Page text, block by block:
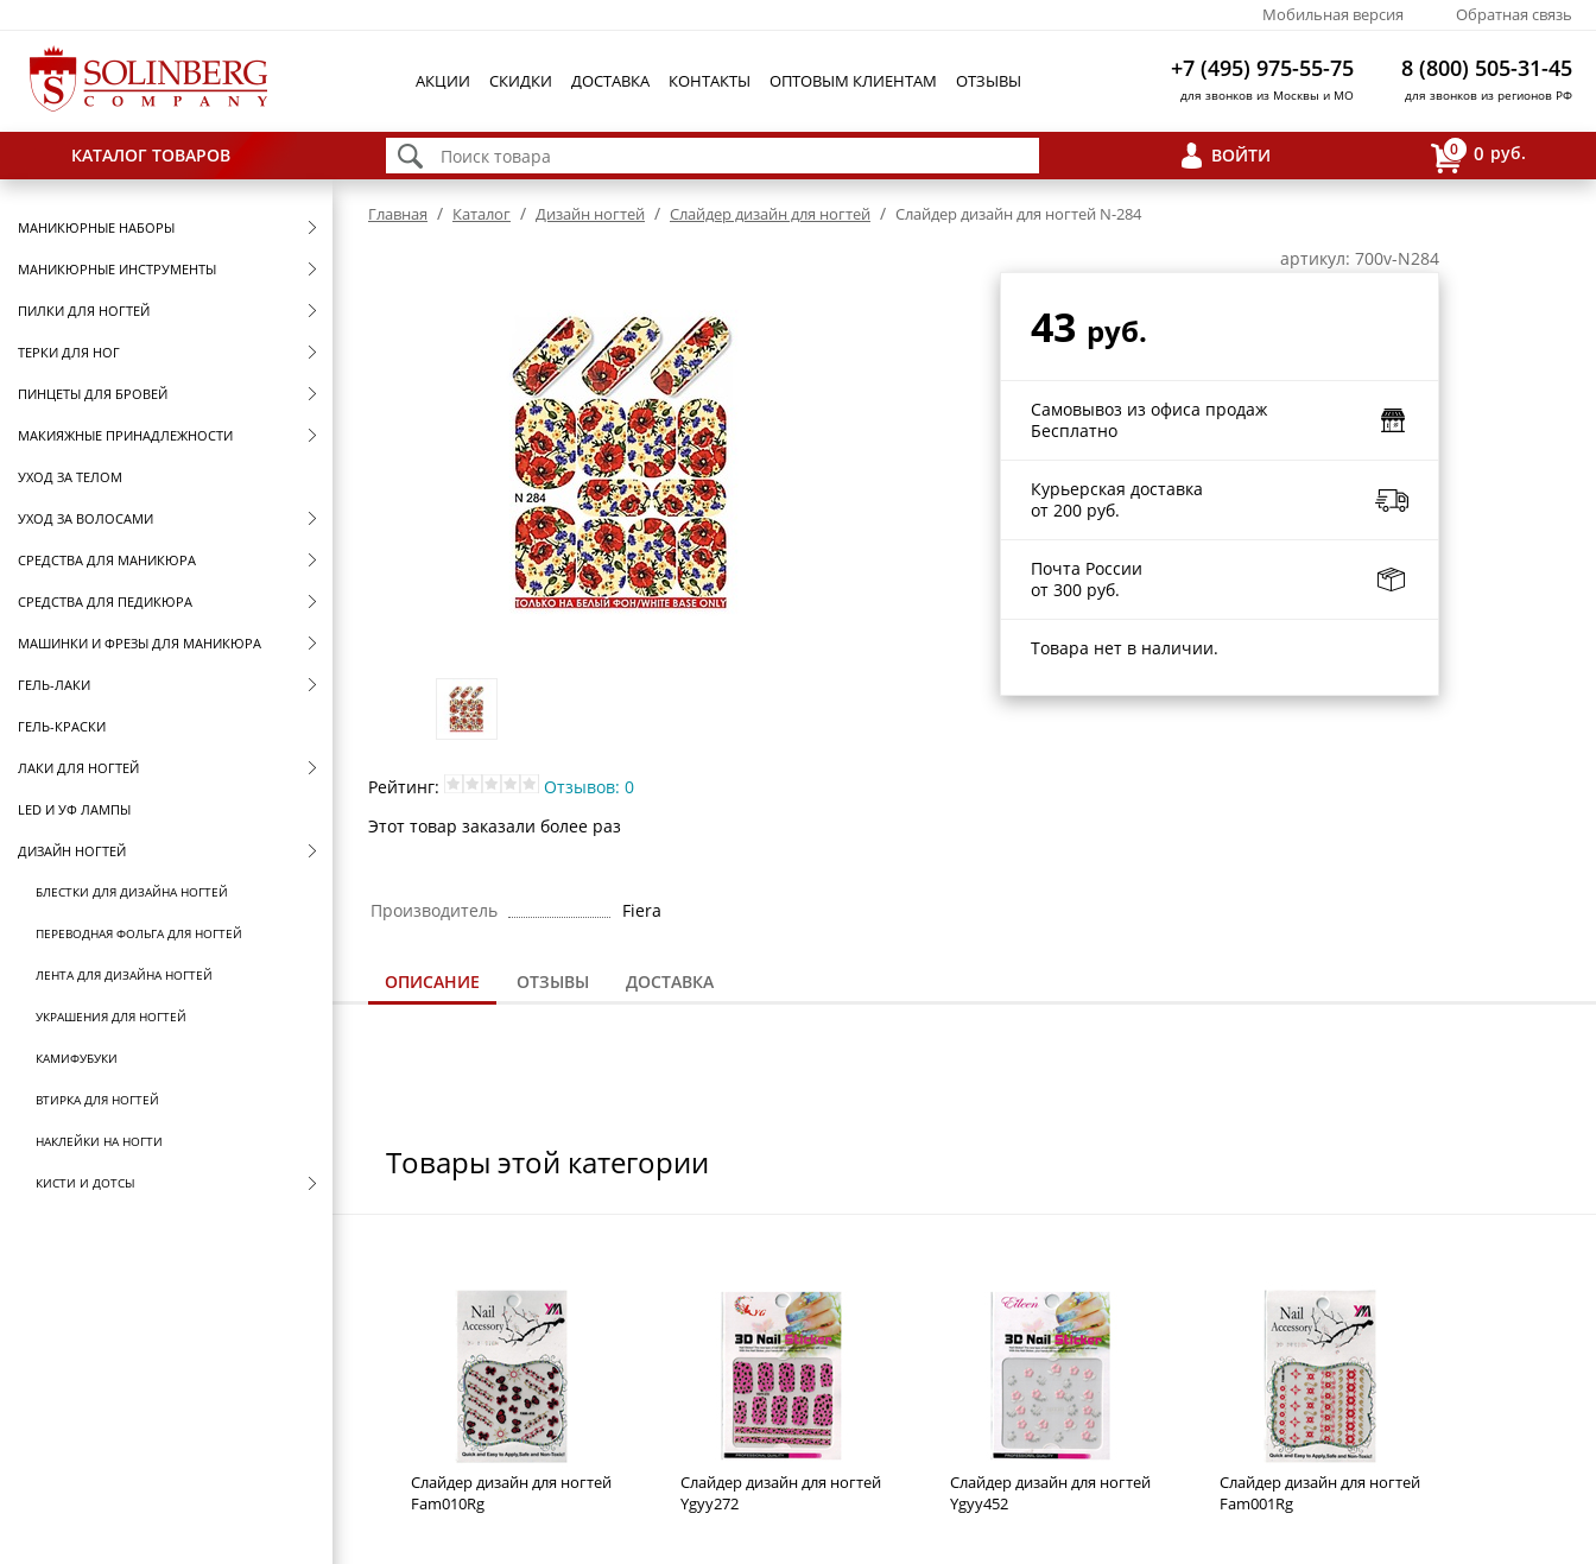
Мобильная версия Обратная связь
АКЦИИ СКИДКИ ДОСТАВКА КОНТАКТЫ ОПТОВЫМ КЛИЕНТАМ ОТЗЫВЫ +7 (495) 975-55-75
для звонков из Москвы и МО
8 (800) 505-31-45
для звонков из регионов РФ
КАТАЛОГ ТОВАРОВ ВОЙТИ 0 0 руб.
МАНИКЮРНЫЕ НАБОРЫ
МАНИКЮРНЫЕ ИНСТРУМЕНТЫ
ПИЛКИ ДЛЯ НОГТЕЙ
ТЕРКИ ДЛЯ НОГ
ПИНЦЕТЫ ДЛЯ БРОВЕЙ
МАКИЯЖНЫЕ ПРИНАДЛЕЖНОСТИ
УХОД ЗА ТЕЛОМ
УХОД ЗА ВОЛОСАМИ
СРЕДСТВА ДЛЯ МАНИКЮРА
СРЕДСТВА ДЛЯ ПЕДИКЮРА
МАШИНКИ И ФРЕЗЫ ДЛЯ МАНИКЮРА
ГЕЛЬ-ЛАКИ
ГЕЛЬ-КРАСКИ
ЛАКИ ДЛЯ НОГТЕЙ
LED И УФ ЛАМПЫ
ДИЗАЙН НОГТЕЙ
БЛЕСТКИ ДЛЯ ДИЗАЙНА НОГТЕЙ
ПЕРЕВОДНАЯ ФОЛЬГА ДЛЯ НОГТЕЙ
ЛЕНТА ДЛЯ ДИЗАЙНА НОГТЕЙ
УКРАШЕНИЯ ДЛЯ НОГТЕЙ
КАМИФУБУКИ
ВТИРКА ДЛЯ НОГТЕЙ
НАКЛЕЙКИ НА НОГТИ
КИСТИ И ДОТСЫ
Главная / Каталог / Дизайн ногтей / Cлайдер дизайн для ногтей / Cлайдер дизайн для ногтей N-284
артикул: 700v-N284
43 руб.
Самовывоз из офиса продаж
Бесплатно
Курьерская доставка
от 200 руб.
Почта России
от 300 руб.
Товара нет в наличии.
Рейтинг:
Отзывов: 0
Этот товар заказали более раз
Производитель Fiera
ОПИСАНИЕ ОТЗЫВЫ ДОСТАВКА
Товары этой категории
Cлайдер дизайн для ногтей
Fam010Rg
Cлайдер дизайн для ногтей
Ygyy272
Cлайдер дизайн для ногтей
Ygyy452
Cлайдер дизайн для ногтей
Fam001Rg